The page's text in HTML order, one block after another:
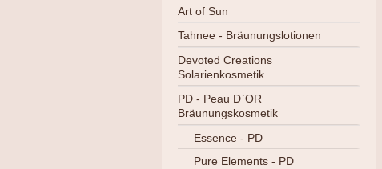
Art of Sun
Tahnee - Bräunungslotionen
Devoted Creations
Solarienkosmetik
PD - Peau D`OR
Bräunungskosmetik
Essence - PD
Pure Elements - PD